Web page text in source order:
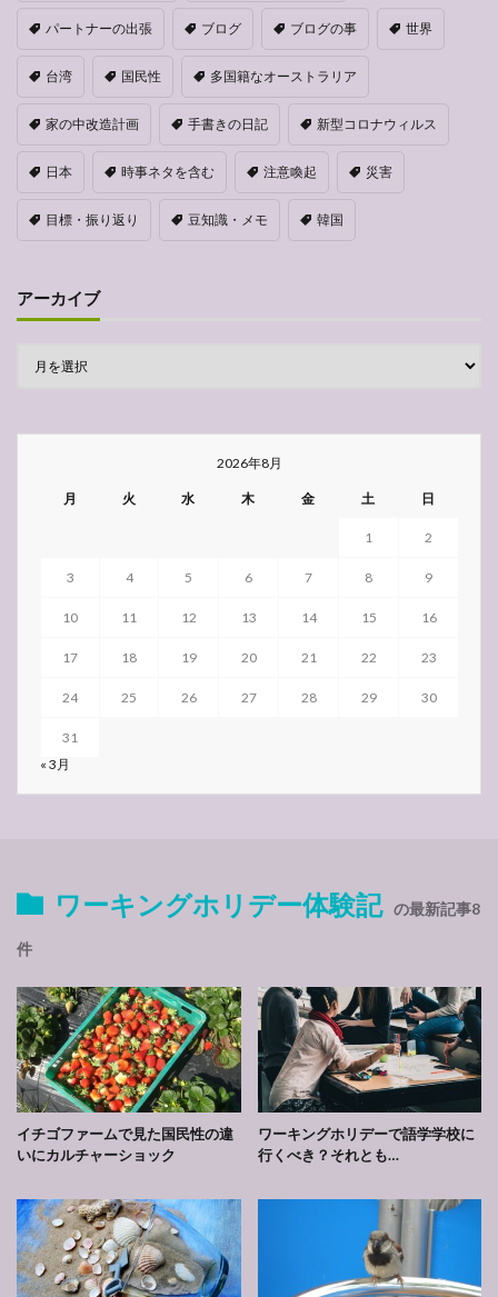
パートナーの出張 ブログ ブログの事 世界
台湾 国民性 多国籍なオーストラリア
家の中改造計画 手書きの日記 新型コロナウィルス
日本 時事ネタを含む 注意喚起 災害
目標・振り返り 豆知識・メモ 韓国
アーカイブ
2026年8月
月 火 水 木 金 土 日
1 2
3 4 5 6 7 8 9
10 11 12 13 14 15 16
17 18 19 20 21 22 23
24 25 26 27 28 29 30
31
« 3月
ワーキングホリデー体験記 の最新記事8
件
イチゴファームで見た国民性の違
いにカルチャーショック
ワーキングホリデーで語学学校に
行くべき？それとも…